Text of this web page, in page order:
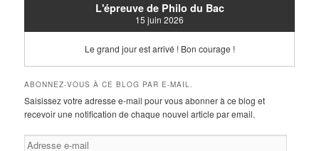
L'épreuve de Philo du Bac
15 juin 2026
Le grand jour est arrivé ! Bon courage !
ABONNEZ-VOUS À CE BLOG PAR E-MAIL.
Saisissez votre adresse e-mail pour vous abonner à ce blog et
recevoir une notification de chaque nouvel article par email.
Adresse